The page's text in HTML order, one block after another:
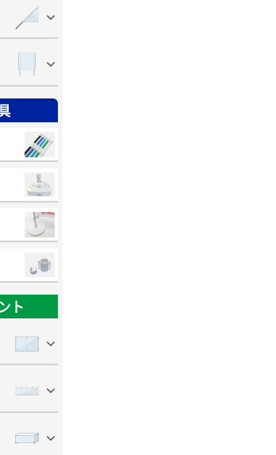
ト